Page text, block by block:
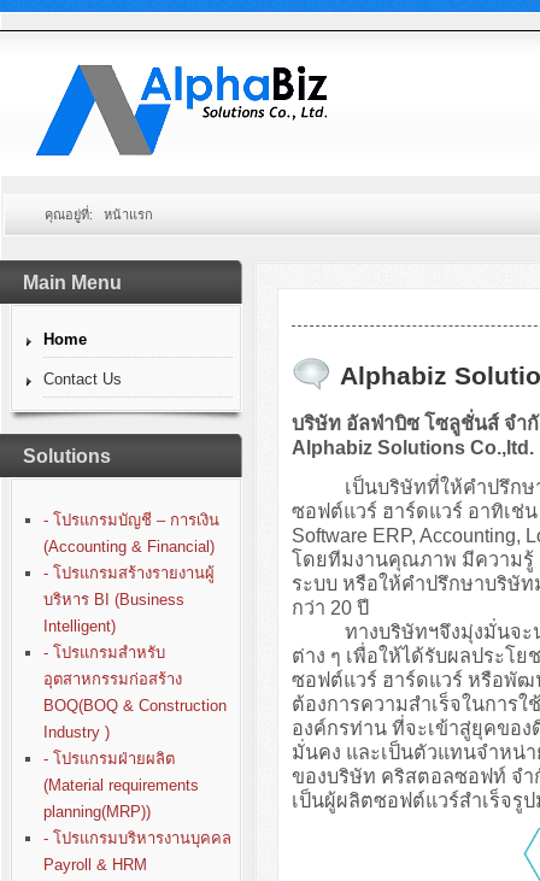
คุณอยู่ที่: หน้าแรก
Main Menu
Home
Contact Us
Solutions
- โปรแกรมบัญชี – การเงิน
(Accounting & Financial)
- โปรแกรมสร้างรายงานผู้
บริหาร BI (Business
Intelligent)
- โปรแกรมสำหรับ
อุตสาหกรรมก่อสร้าง
BOQ(BOQ & Construction
Industry )
- โปรแกรมฝ่ายผลิต
(Material requirements
planning(MRP))
- โปรแกรมบริหารงานบุคคล
Payroll & HRM
Alphabiz
บริษัท อัลฟ่าบิซ โซลูชั่นส์ จำ
Alphabiz Solutions Co.,ltd.
เป็นบริษัทที่ให้คำปรึกษา
ซอฟต์แวร์ ฮาร์ดแวร์ อาทิเช่
Software ERP,
โดยทีมงานคุณภาพ มีความรู้
ระบบ หรือให้คำปรึกษาบริษั
กว่า 20 ปี
ทางบริษัทฯจึงมุ่งมั่นจะน
ต่าง ๆ เพื่อให้ได้รับผลประโย
ซอฟต์แวร์ ฮาร์ดแวร์ หรือพัฒ
ต้องการความสำเร็จในการ
องค์กรท่าน ที่จะเข้าสู่ยุคขอ
มั่นคง และเป็นตัวแทนจำหน่
ของบริษัท คริสตอลซอฟท์ จำ
เป็นผู้ผลิตซอฟต์แวร์สำเร็จรู